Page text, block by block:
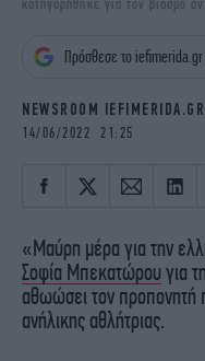
iBOOKS
OSCARS
NEWSLETTER
κατηγορήθηκε για τον βιασμό
Πρόσθεσε το
NEWSROOM IEFIMERIDA.GR
14/06/2022 21:25
«Μαύρη μέρα για την
Σοφία Μπεκατώρου για
αθωώσει τον προπονητή
ανήλικης αθλήτριας.